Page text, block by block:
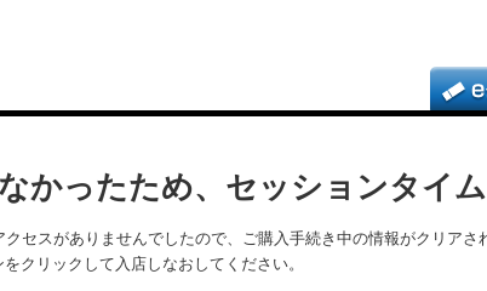
かったため、セッションタイ
セスがありませんでしたので、ご購入手続き中の情報がクリアさ
クリックして入店しなおしてください。